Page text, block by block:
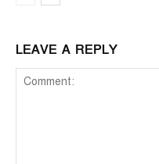
LEAVE A REPLY